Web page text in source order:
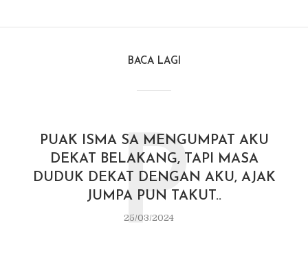
BACA LAGI
PUAK ISMA SA MENGUMPAT AKU
DEKAT BELAKANG, TAPI MASA
DUDUK DEKAT DENGAN AKU, AJAK
JUMPA PUN TAKUT..
25/03/2024
P